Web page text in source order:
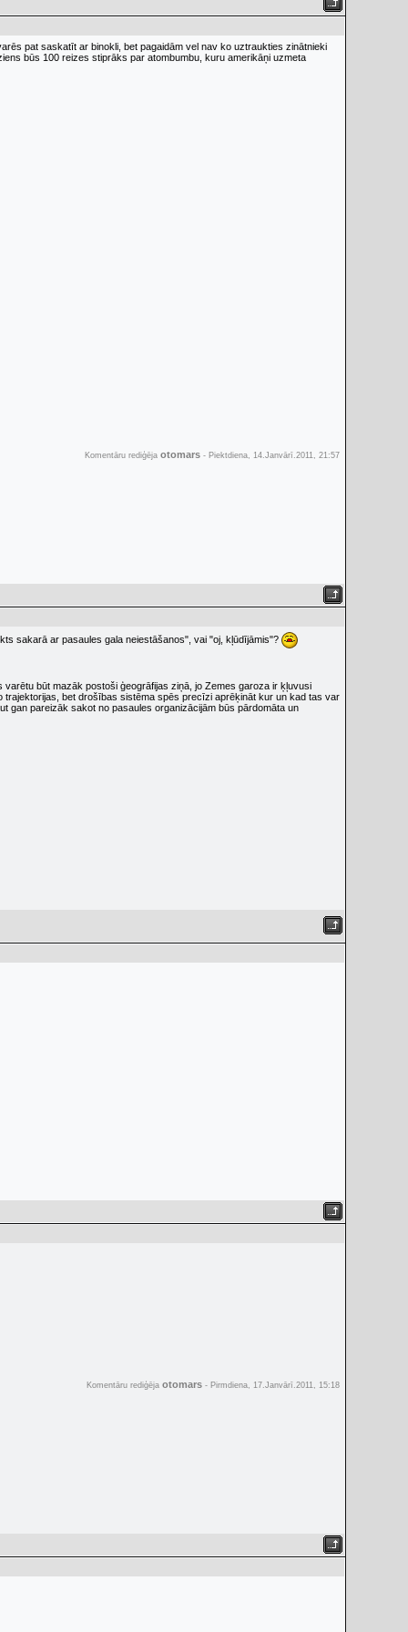
pat saskatīt ar binokli, bet pagaidām vel nav ko uztraukties zinātnieki
būs 100 reizes stiprāks par atombumbu, kuru amerikāņi uzmeta
Komentāru rediģēja otomars - Piektdiena, 14.Janvārī.2011, 21:57
sakarā ar pasaules gala neiestāšanos", vai "oj, kļūdījāmis"?
būt mazāk postoši ģeogrāfijas ziņā, jo Zemes garoza ir ķļuvusi
bet drošības sistēma spēs precīzi aprēķināt kur un kad tas var
gan pareizāk sakot no pasaules organizācijām būs pārdomāta un
Komentāru rediģēja otomars - Pirmdiena, 17.Janvārī.2011, 15:18